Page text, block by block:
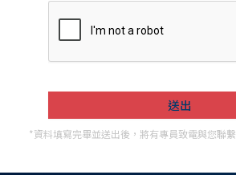
*資料填寫完畢並送出後，將有專員致電與您聯繫